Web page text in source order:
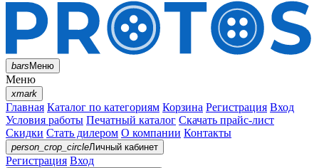
barsМеню
Меню
xmark
Главная Каталог по категориям Корзина Регистрация Вход
Условия работы Печатный каталог Скачать прайс-лист
Скидки Стать дилером О компании Контакты
person_crop_circleЛичный кабинет
Регистрация Вход